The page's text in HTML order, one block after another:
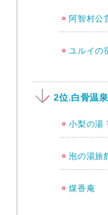
阿智村公
ユルイの
2位.白骨温
小梨の湯
泡の湯旅
煤香庵